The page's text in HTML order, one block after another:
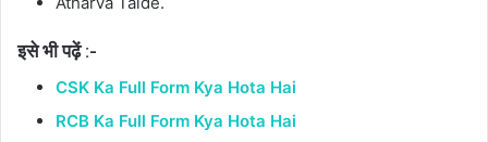
इसे भी पढ़ें :-
CSK Ka Full Form Kya Hota Hai
RCB Ka Full Form Kya Hota Hai